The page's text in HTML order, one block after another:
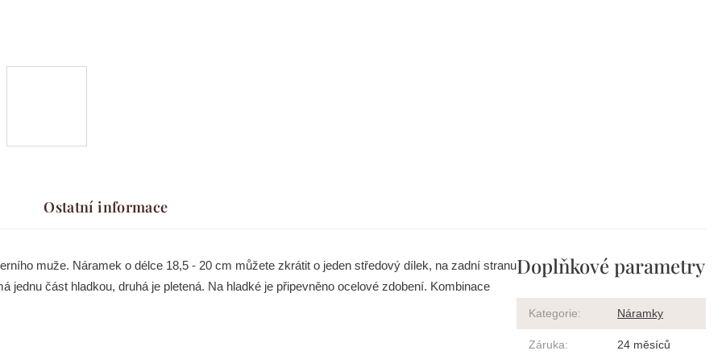
Ostatní informace
muže. Náramek o délce 18,5 - 20 cm můžete zkrátit o jeden středový dílek, na zadní stranu
část hladkou, druhá je pletená. Na hladké je připevněno ocelové zdobení. Kombinace
Doplňkové parametry
Kategorie: Náramky
Záruka: 24 měsíců